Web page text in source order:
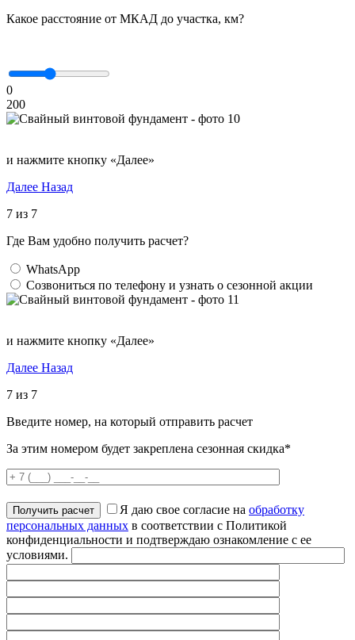
Какое расстояние от МКАД до участка, км?
0
200
и нажмите кнопку «Далее»
Далее Назад
7 из 7
Где Вам удобно получить расчет?
WhatsApp
Созвониться по телефону и узнать о сезонной акции
и нажмите кнопку «Далее»
Далее Назад
7 из 7
Введите номер, на который отправить расчет
За этим номером будет закреплена сезонная скидка*
Я даю свое согласие на обработку
персональных данных в соответствии с Политикой
конфиденциальности и подтверждаю ознакомление с ее
условиями.